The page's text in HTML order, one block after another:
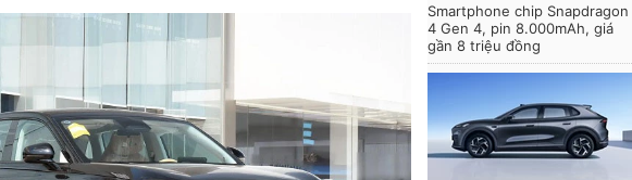
Smartphone chip Snapdragon
4 Gen 4, pin 8.000mAh, giá
gần 8 triệu đồng